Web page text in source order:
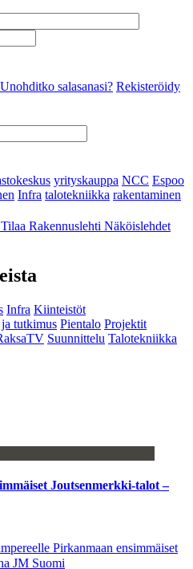
Unohditko salasanasi? Rekisteröidy
yrityskauppa NCC Espoo
Infra talotekniikka rakentaminen
Tilaa Rakennuslehti Näköislehdet
Infra Kiinteistöt
tutkimus Pientalo Projektit
Suunnittelu Talotekniikka
Joutsenmerkki-talot –
Pirkanmaan ensimmäiset
JM Suomi